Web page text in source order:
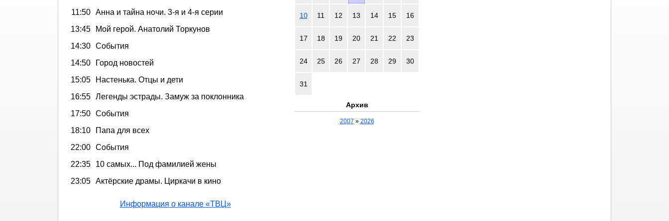
11:50 Анна и тайна ночи. 3-я и 4-я серии
13:45
Мой герой. Анатолий Торкунов
14:30 События
14:50
Город новостей
15:05
Настенька. Отцы и дети
16:55 Легенды эстрады. Замуж за поклонника
17:50 События
18:10
Папа для всех
22:00 События
22:35
10 самых... Под фамилией жены
23:05 Актёрские драмы. Циркачи в кино
Информация о канале «ТВЦ»
10 11 12 13 14 15 16
17 18 19 20 21 22 23
24 25 26 27 28 29 30
31
Архив
2007 » 2026